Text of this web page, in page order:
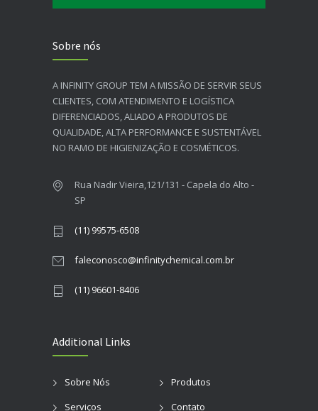
Sobre nós
A INFINITY GROUP TEM A MISSÃO DE SERVIR SEUS
CLIENTES, COM ATENDIMENTO E LOGÍSTICA
DIFERENCIADOS, ALIADO A PRODUTOS DE
QUALIDADE, ALTA PERFORMANCE E SUSTENTÁVEL
NO RAMO DE HIGIENIZAÇÃO E COSMÉTICOS.​
Rua Nadir Vieira,121/131 - Capela do Alto -
SP
(11) 99575-6508
faleconosco@infinitychemical.com.br
(11) 96601-8406
Additional Links
Sobre Nós
Produtos
Serviços
Contato